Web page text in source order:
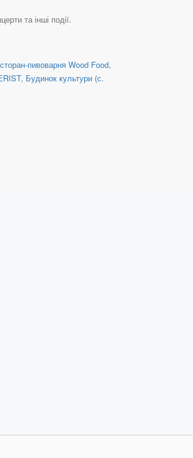
та інші події.
пивоварня Wood Food,
, Будинок культури (с.